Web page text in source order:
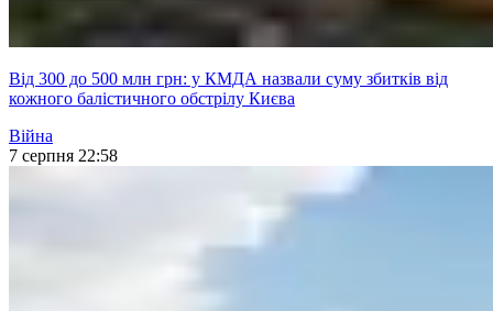
Від 300 до 500 млн грн: у КМДА назвали суму збитків від
кожного балістичного обстрілу Києва
Війна
7 серпня 22:58